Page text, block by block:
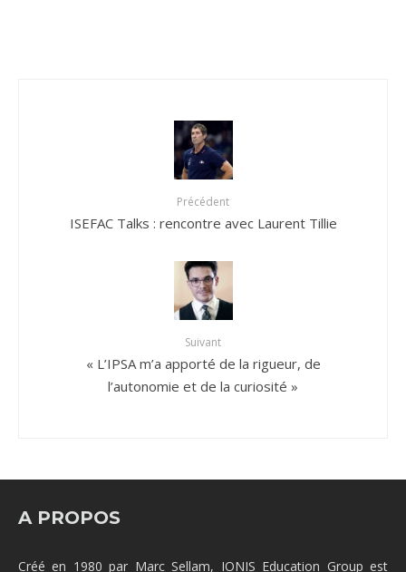
Précédent
ISEFAC Talks : rencontre avec Laurent Tillie
Suivant
« L’IPSA m’a apporté de la rigueur, de
l’autonomie et de la curiosité »
A PROPOS
Créé en 1980 par Marc Sellam, IONIS Education Group est